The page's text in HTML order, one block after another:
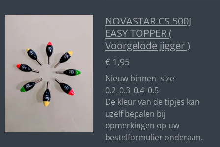
NOVASTAR CS 500J
EASY TOPPER (
Voorgelode jigger )
€ 1,95
Nieuw binnen size
0.2_0.3_0.4_0.5
De kleur van de tipjes kan
uzelf bepalen bij
opmerkingen op uw
bestelformulier onderaan.